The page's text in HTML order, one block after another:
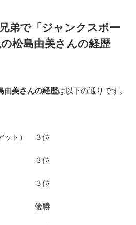
弟で「ジャンクスポー
松島由美さんの経歴
由美さんの経歴は以下の通りです。
ット） ３位
手権 ３位
権 ３位
グ 優勝